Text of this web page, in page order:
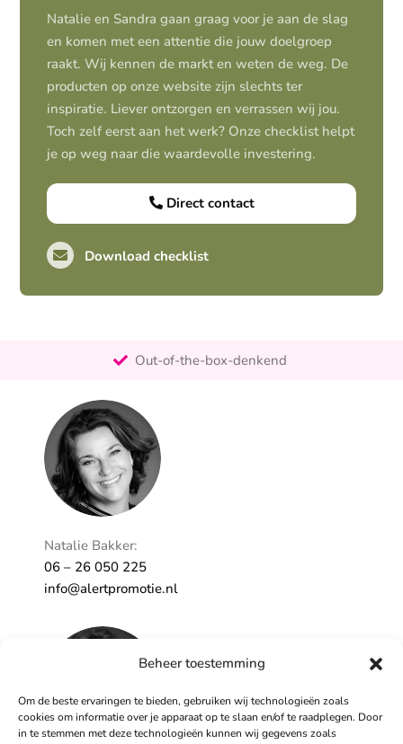
Beheer toestemming
Om de beste ervaringen te bieden, gebruiken wij technologieën zoals
cookies om informatie over je apparaat op te slaan en/of te raadplegen. Door
in te stemmen met deze technologieën kunnen wij gegevens zoals
Natalie en Sandra gaan graag voor je aan de slag
en komen met een attentie die jouw doelgroep
raakt. Wij kennen de markt en weten de weg. De
producten op onze website zijn slechts ter
inspiratie. Liever ontzorgen en verrassen wij jou.
Toch zelf eerst aan het werk? Onze checklist helpt
je op weg naar die waardevolle investering.
Direct contact
Download checklist
Natalie Bakker:
06 – 26 050 225
info@alertpromotie.nl